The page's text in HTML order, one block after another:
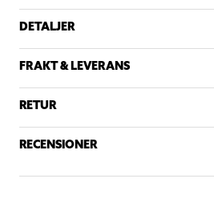
DETALJER
FRAKT & LEVERANS
RETUR
RECENSIONER